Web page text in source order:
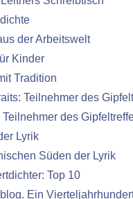
der Arbeitswelt
Kinder
Tradition
Teilnehmer des
des
Lyrik
Süden der Lyrik
Top 10
Ein